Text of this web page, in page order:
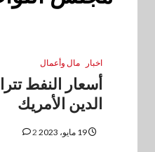
اخبار مال وأعمال
أسعار النفط
الدين الأمريك
19 مايو، 2023 2